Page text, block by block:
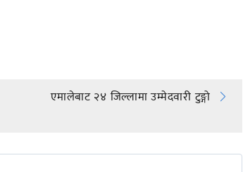
एमालेबाट २४ जिल्लामा उम्मेदवारी टुङ्गो